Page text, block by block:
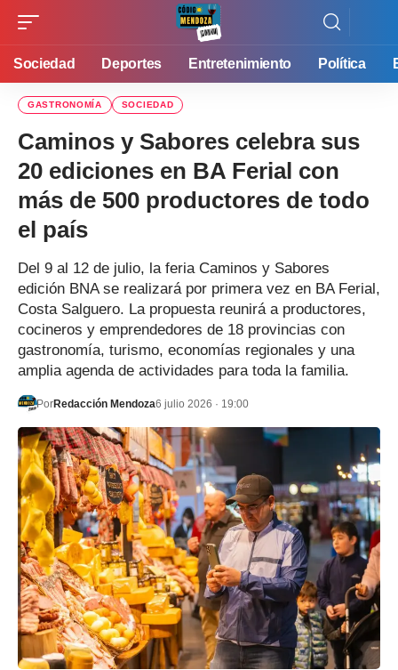
Sociedad Deportes Entretenimiento Política
GASTRONOMÍA SOCIEDAD
Caminos y Sabores celebra sus
20 ediciones en BA Ferial con
más de 500 productores de todo
el país
Del 9 al 12 de julio, la feria Caminos y Sabores
edición BNA se realizará por primera vez en BA Ferial,
Costa Salguero. La propuesta reunirá a productores,
cocineros y emprendedores de 18 provincias con
gastronomía, turismo, economías regionales y una
amplia agenda de actividades para toda la familia.
PorRedacción Mendoza6 julio 2026 · 19:00